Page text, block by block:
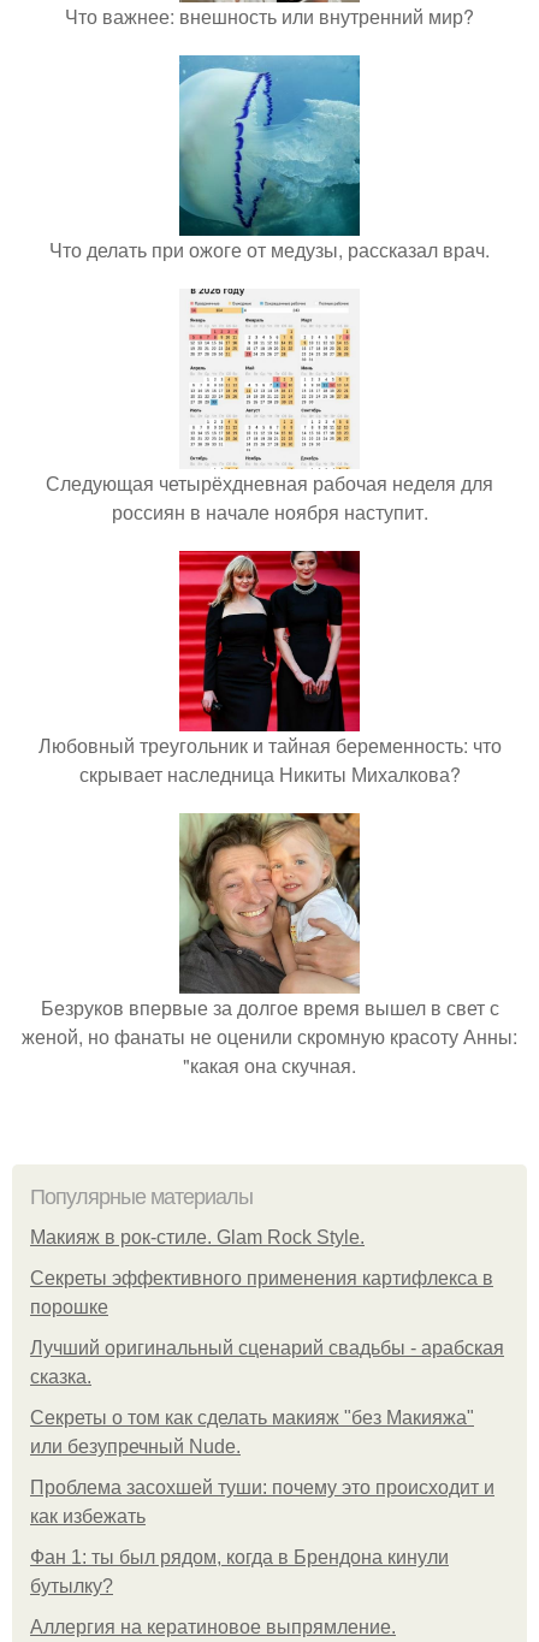
Что важнее: внешность или внутренний мир?
Что делать при ожоге от медузы, рассказал врач.
Следующая четырёхдневная рабочая неделя для
россиян в начале ноября наступит.
Любовный треугольник и тайная беременность: что
скрывает наследница Никиты Михалкова?
Безруков впервые за долгое время вышел в свет с
женой, но фанаты не оценили скромную красоту Анны:
"какая она скучная.
Популярные материалы
Макияж в рок-стиле. Glam Rock Style.
Секреты эффективного применения картифлекса в
порошке
Лучший оригинальный сценарий свадьбы - арабская
сказка.
Секреты о том как сделать макияж "без Макияжа"
или безупречный Nude.
Проблема засохшей туши: почему это происходит и
как избежать
Фан 1: ты был рядом, когда в Брендона кинули
бутылку?
Аллергия на кератиновое выпрямление.